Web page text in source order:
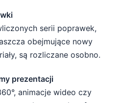
serii poprawek,
obejmujące nowy
są rozliczane osobno.
prezentacji
animacje wideo czy